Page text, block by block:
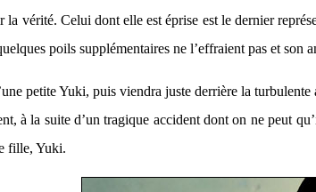
vérité. Celui dont elle est éprise est le dernier
poils supplémentaires ne l’effraient pas et son
petite Yuki, puis viendra juste derrière la
à la suite d’un tragique accident dont on ne peut
fille, Yuki.